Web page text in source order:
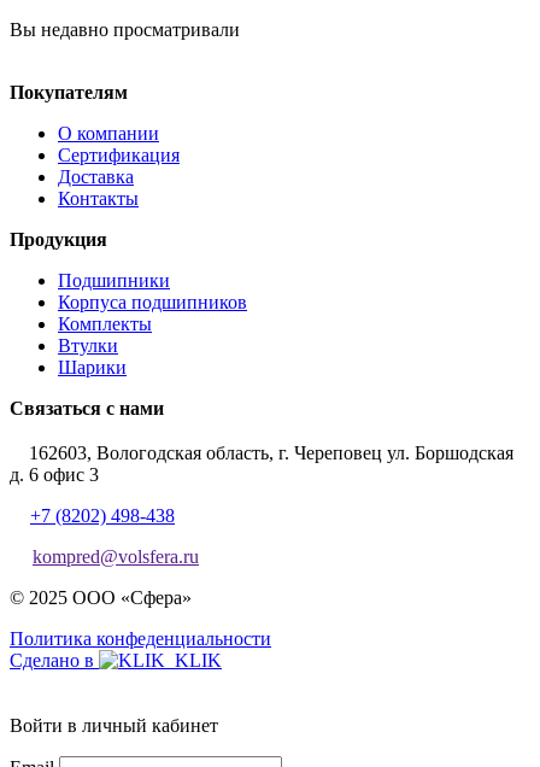
Вы недавно просматривали
Покупателям
О компании
Сертификация
Доставка
Контакты
Продукция
Подшипники
Корпуса подшипников
Комплекты
Втулки
Шарики
Связаться с нами
162603, Вологодская область, г. Череповец ул. Боршодская
д. 6 офис 3
+7 (8202) 498-438
kompred@volsfera.ru
© 2025 ООО «Сфера»
Политика конфеденциальности
Сделано в
Войти в личный кабинет